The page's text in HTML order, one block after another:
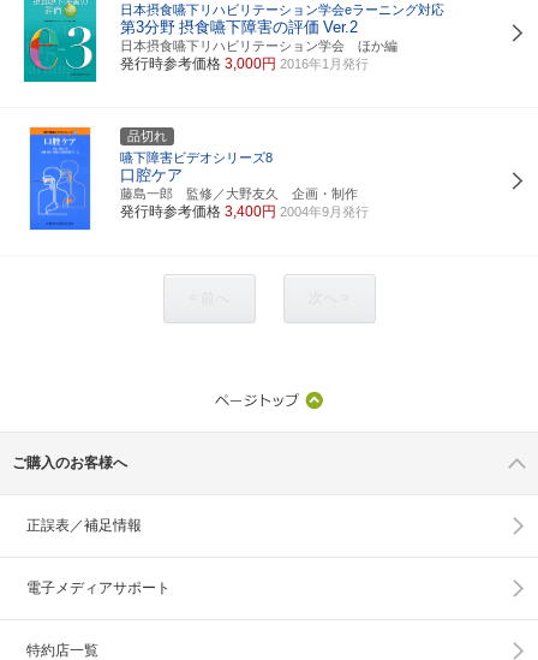
日本摂食嚥下リハビリテーション学会eラーニング対応
第3分野 摂食嚥下障害の評価 Ver.2
日本摂食嚥下リハビリテーション学会 ほか編
発行時参考価格 3,000円 2016年1月発行
品切れ
嚥下障害ビデオシリーズ8
口腔ケア
藤島一郎 監修／大野友久 企画・制作
発行時参考価格 3,400円 2004年9月発行
ご購入のお客様へ
正誤表／補足情報
電子メディアサポート
特約店一覧